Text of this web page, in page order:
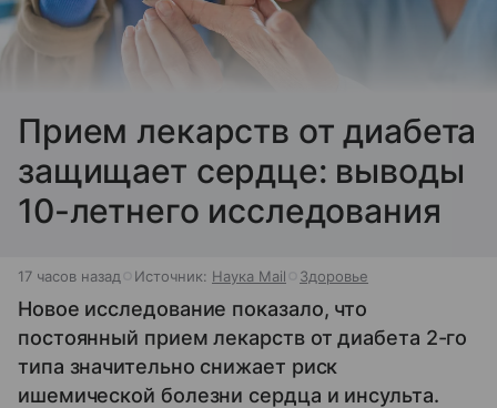
Прием лекарств от диабета
защищает сердце: выводы
10-летнего исследования
17 часов назад Источник: Наука Mail Здоровье
Новое исследование показало, что
постоянный прием лекарств от диабета 2-го
типа значительно снижает риск
ишемической болезни сердца и инсульта.